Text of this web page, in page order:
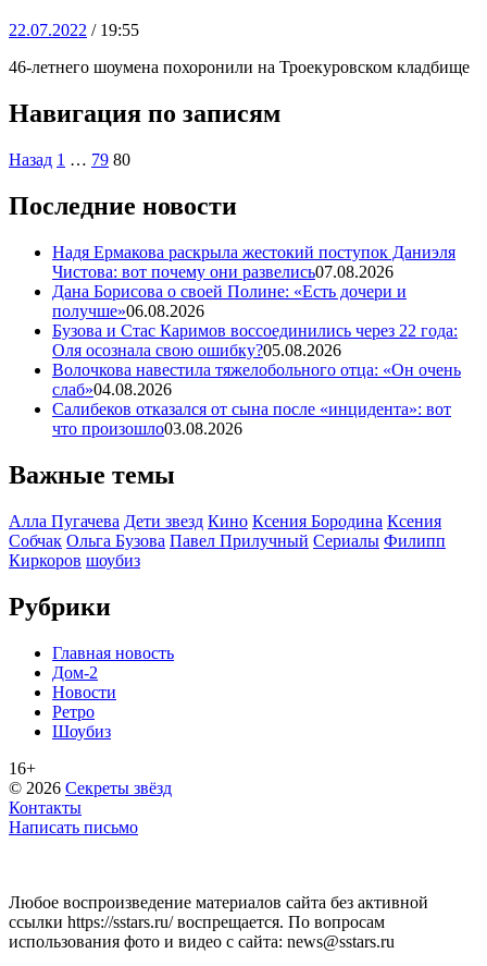
22.07.2022 / 19:55
46-летнего шоумена похоронили на Троекуровском кладбище
Навигация по записям
Назад 1 … 79 80
Последние новости
Надя Ермакова раскрыла жестокий поступок Даниэля
Чистова: вот почему они развелись07.08.2026
Дана Борисова о своей Полине: «Есть дочери и
получше»06.08.2026
Бузова и Стас Каримов воссоединились через 22 года:
Оля осознала свою ошибку?05.08.2026
Волочкова навестила тяжелобольного отца: «Он очень
слаб»04.08.2026
Салибеков отказался от сына после «инцидента»: вот
что произошло03.08.2026
Важные темы
Алла Пугачева Дети звезд Кино Ксения Бородина Ксения
Собчак Ольга Бузова Павел Прилучный Сериалы Филипп
Киркоров шоубиз
Рубрики
Главная новость
Дом-2
Новости
Ретро
Шоубиз
16+
© 2026 Секреты звёзд
Контакты
Написать письмо
Любое воспроизведение материалов сайта без активной
ссылки https://sstars.ru/ воспрещается. По вопросам
использования фото и видео с сайта: news@sstars.ru